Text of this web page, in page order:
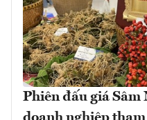
Phiên đấu giá